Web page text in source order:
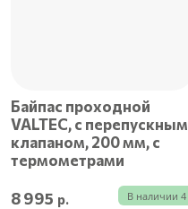
Байпас проходной
VALTEC, с перепускным
клапаном, 200 мм, с
термометрами
В наличии 4
8 995 р.